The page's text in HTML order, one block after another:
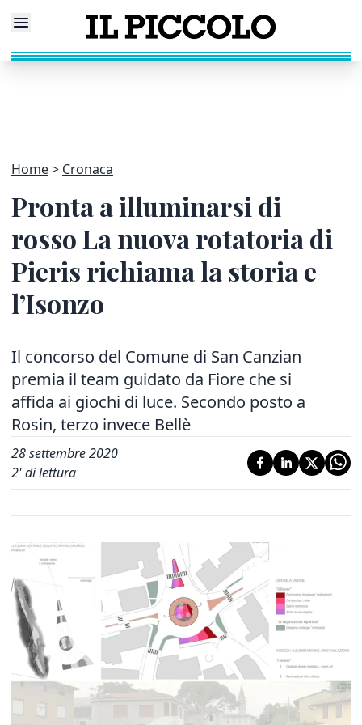
Home Cronaca
Pronta a illuminarsi di
rosso La nuova rotatoria di
Pieris richiama la storia e
l’Isonzo
Il concorso del Comune di San Canzian
premia il team guidato da Fiore che si
affida ai giochi di luce. Secondo posto a
Rosin, terzo invece Bellè
28 settembre 2020
2' di lettura